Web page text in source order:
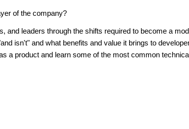
of the company?
and leaders through the shifts required to become a
isn't" and what benefits and value it brings to
a product and learn some of the most common